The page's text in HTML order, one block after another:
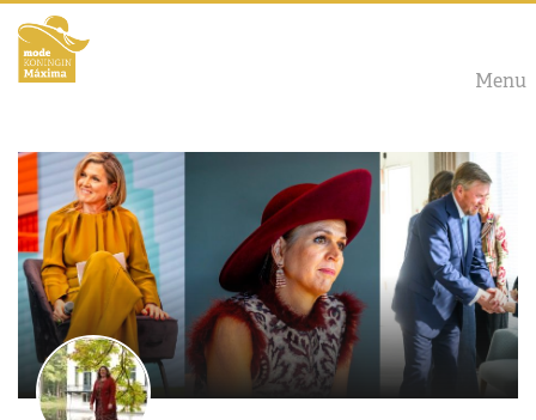
Menu